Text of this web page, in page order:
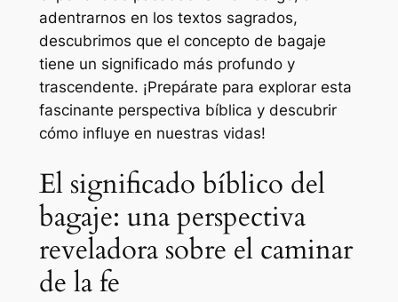
adentrarnos en los textos sagrados,
descubrimos que el concepto de bagaje
tiene un significado más profundo y
trascendente. ¡Prepárate para explorar esta
fascinante perspectiva bíblica y descubrir
cómo influye en nuestras vidas!
El significado bíblico del
bagaje: una perspectiva
reveladora sobre el caminar
de la fe